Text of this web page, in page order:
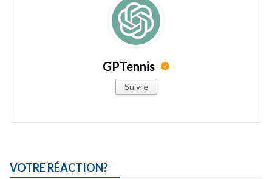
GPTennis
Suivre
VOTRE RÉACTION?